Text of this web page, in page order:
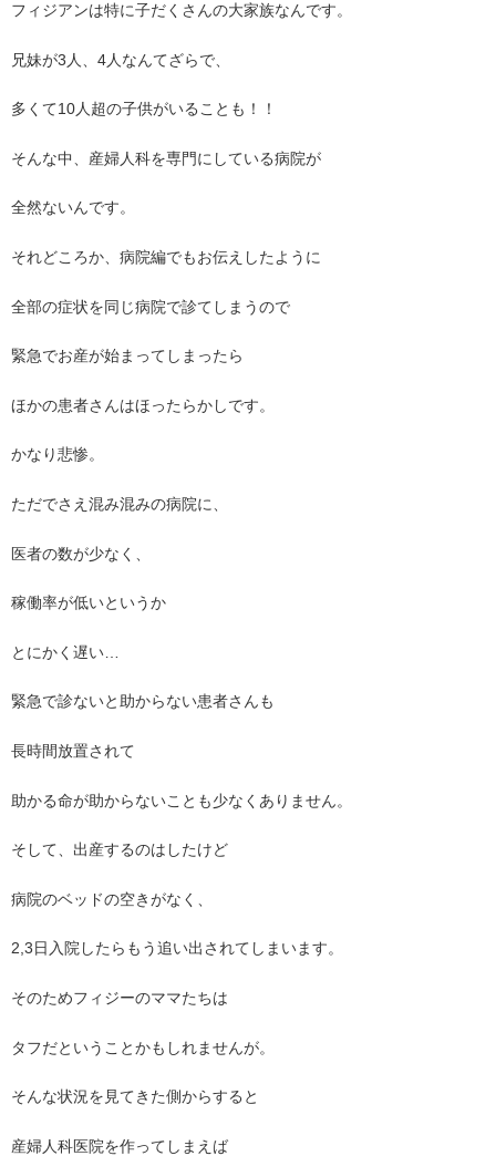
フィジアンは特に子だくさんの大家族なんです。
兄妹が3人、4人なんてざらで、
多くて10人超の子供がいることも！！
そんな中、産婦人科を専門にしている病院が
全然ないんです。
それどころか、病院編でもお伝えしたように
全部の症状を同じ病院で診てしまうので
緊急でお産が始まってしまったら
ほかの患者さんはほったらかしです。
かなり悲惨。
ただでさえ混み混みの病院に、
医者の数が少なく、
稼働率が低いというか
とにかく遅い…
緊急で診ないと助からない患者さんも
長時間放置されて
助かる命が助からないことも少なくありません。
そして、出産するのはしたけど
病院のベッドの空きがなく、
2,3日入院したらもう追い出されてしまいます。
そのためフィジーのママたちは
タフだということかもしれませんが。
そんな状況を見てきた側からすると
産婦人科医院を作ってしまえば